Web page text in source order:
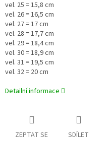
vel. 25 = 15,8 cm
vel. 26 = 16,5 cm
vel. 27 = 17 cm
vel. 28 = 17,7 cm
vel. 29 = 18,4 cm
vel. 30 = 18,9 cm
vel. 31 = 19,5 cm
vel. 32 = 20 cm
Detailní informace
ZEPTAT SE SDÍLET